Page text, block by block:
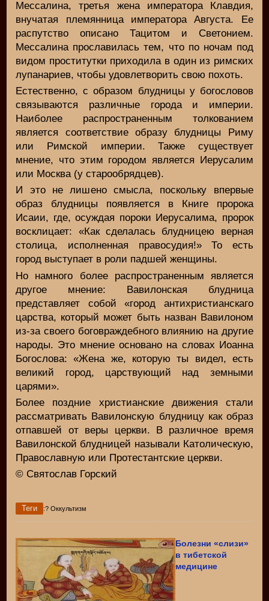
Мессалина, третья жена императора Клавдия,
внучатая племянница императора Августа. Ее
распутство описано Тацитом и Светонием.
Мессалина прославилась тем, что по ночам под
видом проститутки приходила в один из римских
лупанариев, чтобы удовлетворить свою похоть.
Естественно, с образом блудницы у богословов
связываются различные города и империи.
Наиболее распространенным толкованием
является соответствие образу блудницы Риму
или Римской империи. Также существует
мнение, что этим городом является Иерусалим
или Москва (у старообрядцев).
И это не лишено смысла, поскольку впервые
образ блудницы появляется в Книге пророка
Исаии, где, осуждая пороки Иерусалима, пророк
восклицает: «Как сделалась блудницею верная
столица, исполненная правосудия!» То есть
город выступает в роли падшей женщины.
Но намного более распространенным является
другое мнение: Вавилонская блудница
представляет собой «город антихристианскаго
царства, который может быть назван Вавилоном
из-за своего боговраждебного влиянию на другие
народы. Это мнение основано на словах Иоанна
Богослова: «Жена же, которую ты видел, есть
великий город, царствующий над земными
царями».
Более поздние христианские движения стали
рассматривать Вавилонскую блудницу как образ
отпавшей от веры церкви. В различное время
Вавилонской блудницей называли Католическую,
Православную или Протестантские церкви.
© Святослав Горский
Теги :? Оккультизм
Болезни «слизи»
в тибетской
медицине